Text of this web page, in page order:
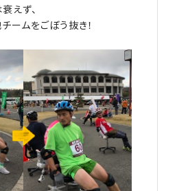
えず、
ームをごぼう抜き！